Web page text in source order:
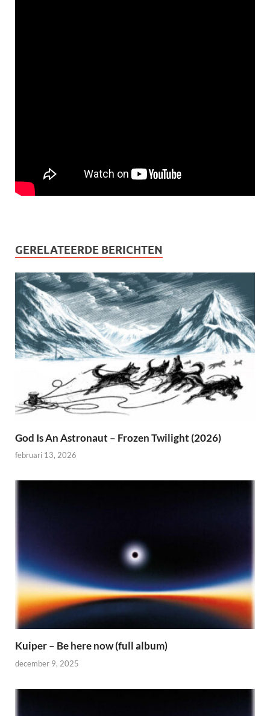
GERELATEERDE BERICHTEN
God Is An Astronaut – Frozen Twilight (2026)
februari 13, 2026
Kuiper – Be here now (full album)
december 9, 2025